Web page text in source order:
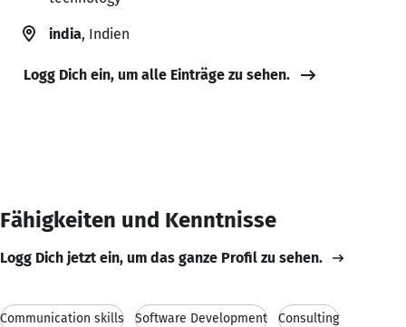
india, Indien
Logg Dich ein, um alle Einträge zu sehen.
Fähigkeiten und Kenntnisse
Logg Dich jetzt ein, um das ganze Profil zu sehen.
Communication skills Software Development Consulting